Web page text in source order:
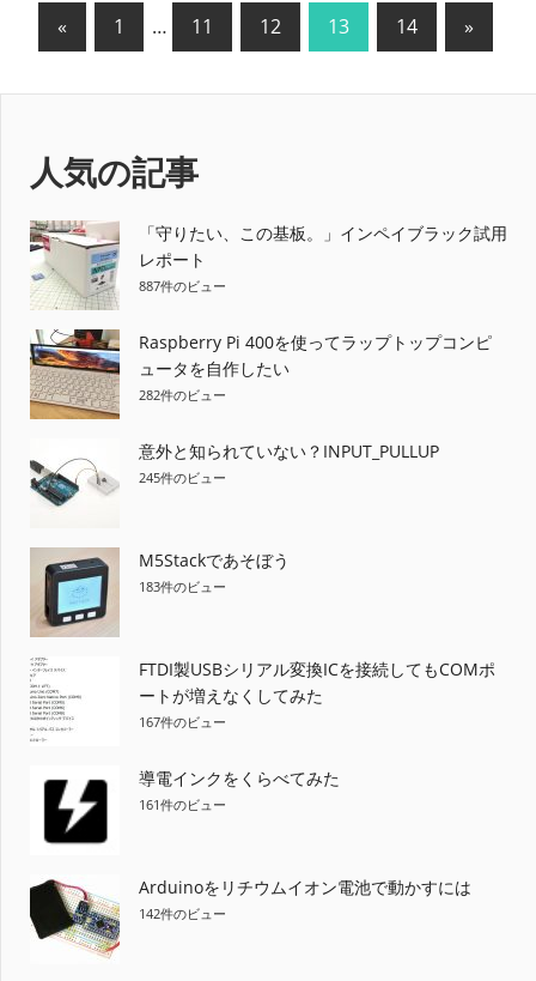
投
ペ
ー
ジ
送
り
«
の
記
1 … 11 12 13 14
次
の
記
»
人気の記事
「守りたい、この基板。」インペイブラック試用
レポート
887件のビュー
Raspberry Pi 400を使ってラップトップコンピ
ュータを自作したい
282件のビュー
意外と知られていない？INPUT_PULLUP
245件のビュー
M5Stackであそぼう
183件のビュー
FTDI製USBシリアル変換ICを接続してもCOMポ
ートが増えなくしてみた
167件のビュー
導電インクをくらべてみた
161件のビュー
Arduinoをリチウムイオン電池で動かすには
142件のビュー